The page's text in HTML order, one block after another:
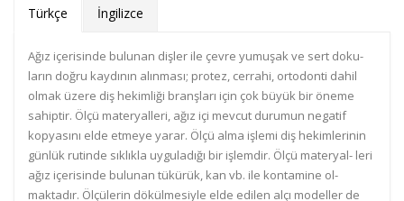
Türkçe İngilizce
Ağız içerisinde bulunan dişler ile çevre yumuşak ve sert doku-
ların doğru kaydının alınması; protez, cerrahi, ortodonti dahil
olmak üzere diş hekimliği branşları için çok büyük bir öneme
sahiptir. Ölçü materyalleri, ağız içi mevcut durumun negatif
kopyasını elde etmeye yarar. Ölçü alma işlemi diş hekimlerinin
günlük rutinde sıklıkla uyguladığı bir işlemdir. Ölçü materyal- leri
ağız içerisinde bulunan tükürük, kan vb. ile kontamine ol-
maktadır. Ölçülerin dökülmesiyle elde edilen alçı modeller de